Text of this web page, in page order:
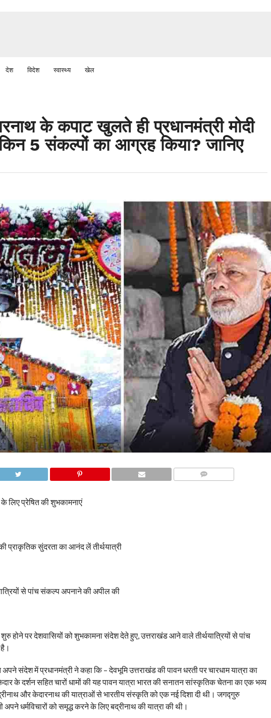
देश विदेश स्वास्थ्य खेल
के कपाट खुलते ही प्रधानमंत्री मोदी
किन 5 संकल्पों का आग्रह किया? जानिए
के लिए प्रेषित की शुभकामनाएं
प्राकृतिक सुंदरता का आनंद लें तीर्थयात्री
से पांच संकल्प अपनाने की अपील की
शुरु होने पर देशवासियों को शुभकामना संदेश देते हुए, उत्तराखंड आने वाले तीर्थयात्रियों से पांच
संदेश में प्रधानमंत्री ने कहा कि – देवभूमि उत्तराखंड की पावन धरती पर चारधाम यात्रा का
के दर्शन सहित चारों धामों की यह पावन यात्रा भारत की सनातन सांस्कृतिक चेतना का एक भव्य
और केदारनाथ की यात्राओं से भारतीय संस्कृति को एक नई दिशा दी थी। जगद्गुरु
अपने धर्मविचारों को समृद्ध करने के लिए बद्रीनाथ की यात्रा की थी।